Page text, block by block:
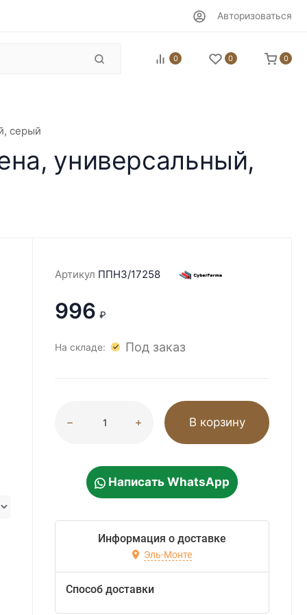
Авторизоваться
0 0 0
серый
универсальный,
Артикул ППН3/17258
996 ₽
На складе: Под заказ
В корзину
Написать WhatsApp
Информация о доставке
Эль-Монте
Способ доставки